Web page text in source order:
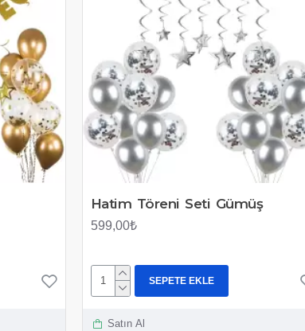
Hatim Töreni Seti Gümüş
599,00₺
SEPETE EKLE
Satın Al